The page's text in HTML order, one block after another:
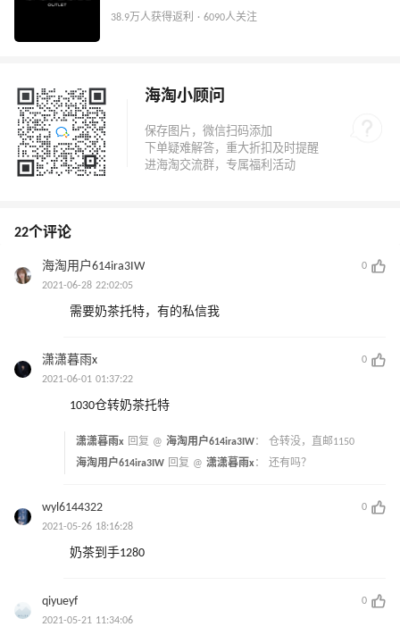
38.9万人获得返利 · 6090人关注
海淘小顾问
22个评论
海淘用户614ira3IW
0
2021-06-28 22:02:05
需要奶茶托特，有的私信我
潇潇暮雨x
0
2021-06-01 01:37:22
1030仓转奶茶托特
潇潇暮雨x 回复 @ 海淘用户614ira3IW： 仓转没，直邮1150
海淘用户614ira3IW 回复 @ 潇潇暮雨x： 还有吗？
wyl6144322
0
2021-05-26 18:16:28
奶茶到手1280
qiyueyf
0
2021-05-21 11:34:06